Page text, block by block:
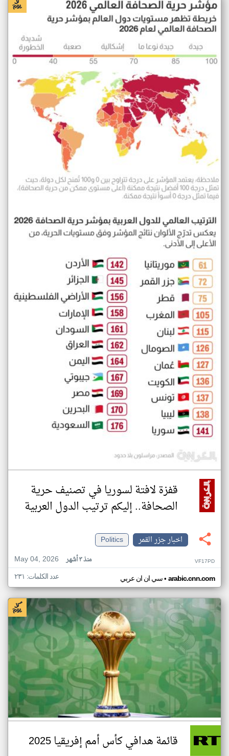
قفزة لافتة لسوريا في تصنيف حرية
الصحافة.. إليكم ترتيب الدول العربية
اخبار جزر القمر
Politics
May 04, 2026
منذ ٣ أشهر VF17PD
سي ان ان عربي• arabic.cnn.com عدد الكلمات: ٢٣١
قائمة هدافي كأس أمم إفريقيا 2025